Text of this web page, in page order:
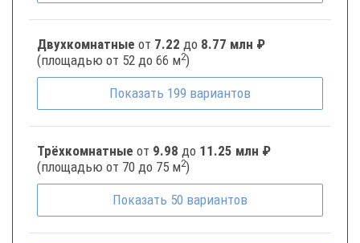
Двухкомнатные от 7.22 до 8.77 млн ₽
(площадью от 52 до 66 м2)
Показать 199 вариантов
Трёхкомнатные от 9.98 до 11.25 млн ₽
(площадью от 70 до 75 м2)
Показать 50 вариантов